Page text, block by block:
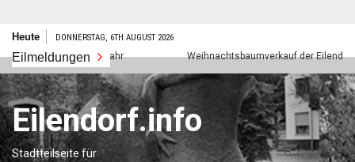
Zum
springen
Heute DONNERSTAG, 6TH AUGUST 2026
Eilmeldungen
Frohes neues Jahr Weihnachtsbaumverkauf der Eilendorfer
Eilendorf.info
Stadtteilseite für